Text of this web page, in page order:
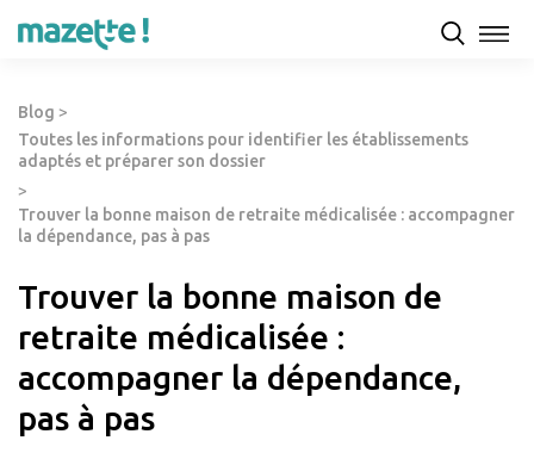
Blog >
Toutes les informations pour identifier les établissements
adaptés et préparer son dossier
>
Trouver la bonne maison de retraite médicalisée : accompagner
la dépendance, pas à pas
Trouver la bonne maison de
retraite médicalisée :
accompagner la dépendance,
pas à pas